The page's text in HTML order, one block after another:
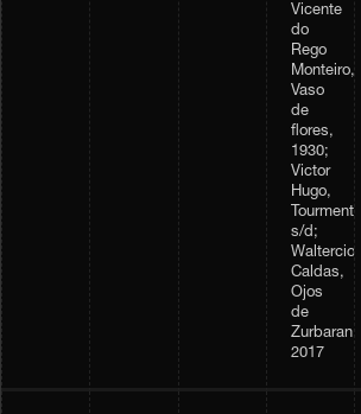
Vicente
do
Rego
Monteiro,
Vaso
de
flores,
1930;
Victor
Hugo,
Tourmente,
s/d;
Waltercio
Caldas,
Ojos
de
Zurbaran,
2017